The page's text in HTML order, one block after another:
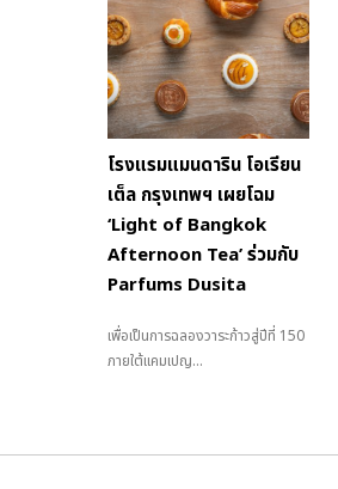
โรงแรมแมนดาริน โอเรียน
เต็ล กรุงเทพฯ เผยโฉม
‘Light of Bangkok
Afternoon Tea’ ร่วมกับ
Parfums Dusita
เพื่อเป็นการฉลองวาระก้าวสู่ปีที่ 150
ภายใต้แคมเปญ...